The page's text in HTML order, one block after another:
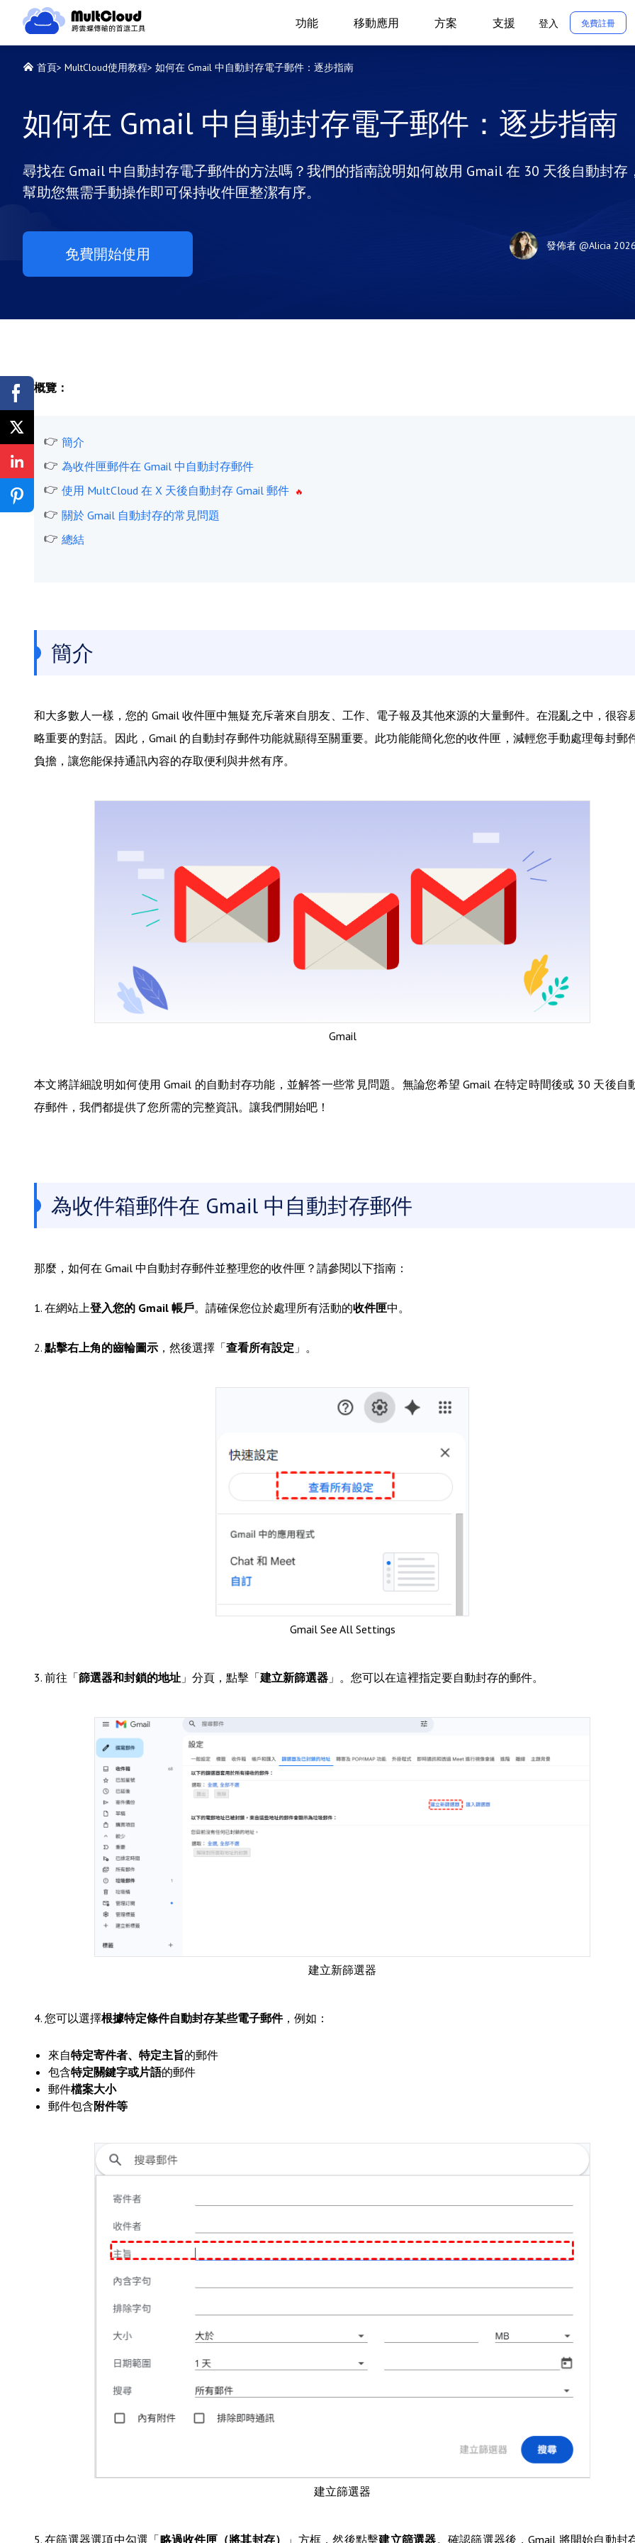
功能 移動應用 方案 支援 登入 免費註冊
首頁> MultCloud使用教程> 如何在 Gmail 中自動封存電子郵件：逐步指南
如何在 Gmail 中自動封存電子郵件：逐步指南
尋找在 Gmail 中自動封存電子郵件的方法嗎？我們的指南說明如何啟用 Gmail 在 30 天後自動封存
幫助您無需手動操作即可保持收件匣整潔有序。
免費開始使用 發佈者 @Alicia
概覽：
簡介
為收件匣郵件在 Gmail 中自動封存郵件
使用 MultCloud 在 X 天後自動封存 Gmail 郵件
關於 Gmail 自動封存的常見問題
總結
簡介
和大多數人一樣，您的 Gmail 收件匣中無疑充斥著來自朋友、工作、電子報及其他來源的大量郵件。在混亂之中，很容
略重要的對話。因此，Gmail 的自動封存郵件功能就顯得至關重要。此功能能簡化您的收件匣，減輕您手動處理每封郵
負擔，讓您能保持通訊內容的存取便利與井然有序。
Gmail
本文將詳細說明如何使用 Gmail 的自動封存功能，並解答一些常見問題。無論您希望 Gmail 在特定時間後或 30 天後自
存郵件，我們都提供了您所需的完整資訊。讓我們開始吧！
為收件箱郵件在 Gmail 中自動封存郵件
那麼，如何在 Gmail 中自動封存郵件並整理您的收件匣？請參閱以下指南：
1. 在網站上登入您的 Gmail 帳戶。請確保您位於處理所有活動的收件匣中。
2. 點擊右上角的齒輪圖示 ，然後選擇「查看所有設定 」。
Gmail See All Settings
3. 前往「篩選器和封鎖的地址 」分頁，點擊「建立新篩選器 」。您可以在這裡指定要自動封存的郵件。
建立新篩選器
4. 您可以選擇根據特定條件自動封存某些電子郵件，例如：
來自特定寄件者、特定主旨的郵件
包含特定關鍵字或片語的郵件
郵件檔案大小
郵件包含附件等
建立篩選器
5. 在篩選器選項中勾選「略過收件匣（將其封存） 」方框，然後點擊建立篩選器。確認篩選器後，Gmail 將開始自動封